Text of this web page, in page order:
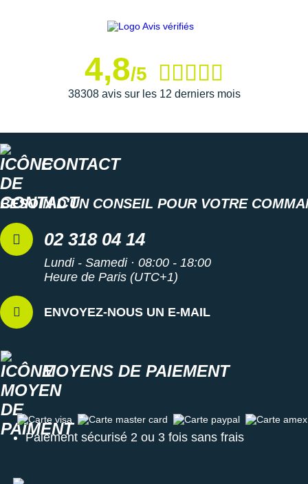
4,8/5
38308 avis sur les 12 derniers mois
CONTACT
BESOIN D'UN CONSEIL POUR VOTRE
02 318 04 14
Lundi - Samedi · 08:00 - 18:00
Heure de Paris (UTC+1)
ENVOYEZ-NOUS UN E-MAIL
MOYENS DE PAIEMENT
Carte visa Carte master card Carte paypal Carte amex
Paiement sécurisé 2 ou 3 fois sans frais